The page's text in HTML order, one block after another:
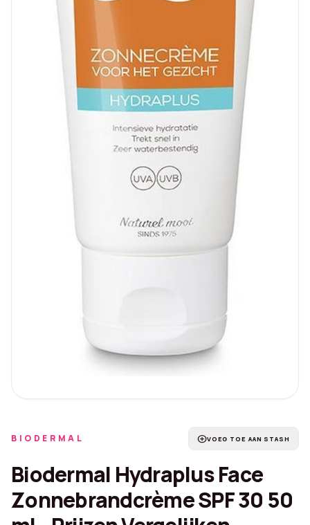
BIODERMAL add_circleVOEG TOE AAN STASH
Biodermal Hydraplus Face
Zonnebrandcrème SPF 30 50